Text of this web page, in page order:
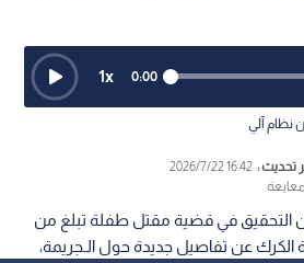
0:00
1x
نظام آلي
تحديث :16:42 2026/7/22
معايعة
في قضية مقتل طفلة تبلغ من
الكرك عن تفاصيل جديدة حول الـجريمة،